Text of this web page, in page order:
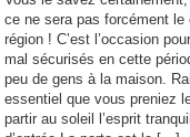
ce ne sera pas forcément
région ! C’est l’occasion
mal sécurisés en cette
peu de gens à la maison.
essentiel que vous preniez
partir au soleil l’esprit